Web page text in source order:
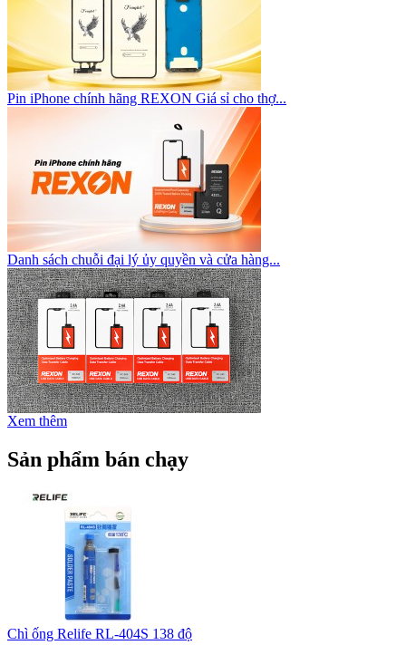
Pin iPhone chính hãng REXON Giá sỉ cho thợ...
Danh sách chuỗi đại lý ủy quyền và cửa hàng...
Xem thêm
Sản phẩm bán chạy
Chì ống Relife RL-404S 138 độ